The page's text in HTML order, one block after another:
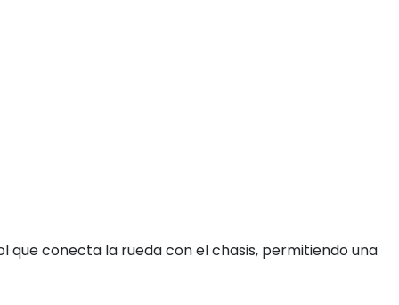
que conecta la rueda con el chasis, permitiendo una